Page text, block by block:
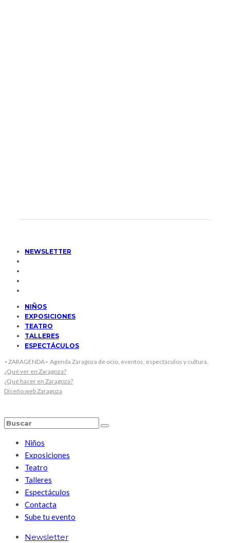
NEWSLETTER
NIÑOS
EXPOSICIONES
TEATRO
TALLERES
ESPECTÁCULOS
⋆ZARAGENDA⋆ Agenda Zaragoza de ocio, eventos, espectáculos y cultura.
¿Qué ver en Zaragoza?
¿Qué hacer en Zaragoza?
Diseño web Zaragoza
Niños
Exposiciones
Teatro
Talleres
Espectáculos
Contacta
Sube tu evento
Newsletter